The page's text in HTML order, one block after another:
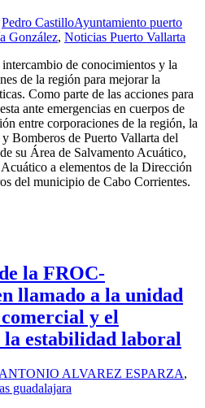
Pedro CastilloAyuntamiento puerto
González, Noticias Puerto Vallarta
de conocimientos y la
de la región para mejorar la
Como parte de las acciones para
ante emergencias en cuerpos de
entre corporaciones de la región, la
Bomberos de Puerto Vallarta del
su Área de Salvamento Acuático,
a elementos de la Dirección
del municipio de Cabo Corrientes.
la FROC-
llamado a la unidad
y el
estabilidad laboral
ANTONIO ALVAREZ ESPARZA,
guadalajara